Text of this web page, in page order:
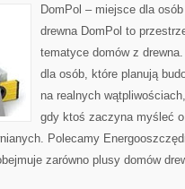
DomPol – miejsce dla
drewna DomPol to
tematyce domów z
dla osób, które planują
na realnych
gdy ktoś zaczyna myśleć o
Polecamy
zarówno plusy domów